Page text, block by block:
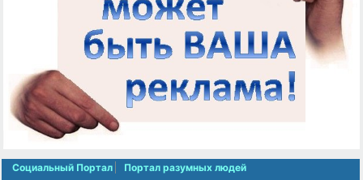
Социальный Портал Портал разумных людей